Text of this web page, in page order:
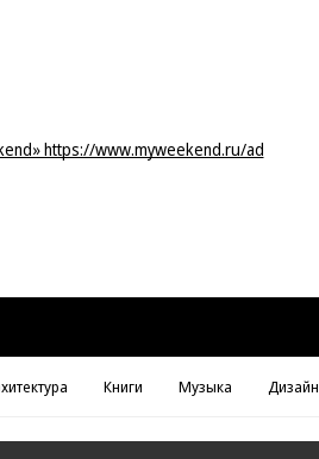
https://www.myweekend.ru/ad
Книги Музыка Дизайн